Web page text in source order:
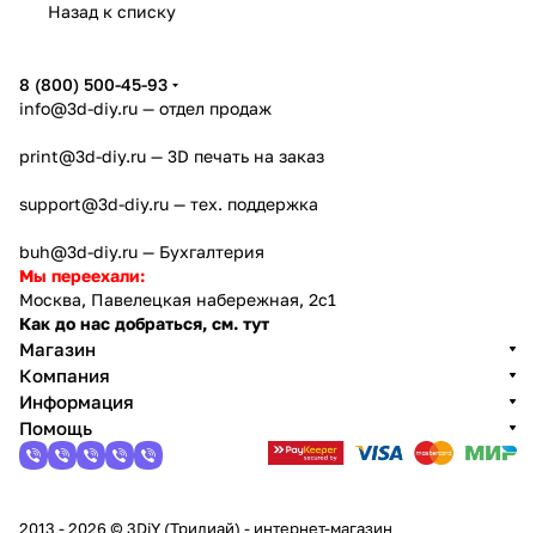
Назад к списку
8 (800) 500-45-93
info@3d-diy.ru — отдел продаж
print@3d-diy.ru — 3D печать на заказ
support@3d-diy.ru — тех. поддержка
buh@3d-diy.ru — Бухгалтерия
Мы переехали:
Москва, Павелецкая набережная, 2с1
Как до нас добраться, см. тут
Магазин
Компания
Информация
Помощь
2013 - 2026 © 3DiY (Тридиай) - интернет-магазин